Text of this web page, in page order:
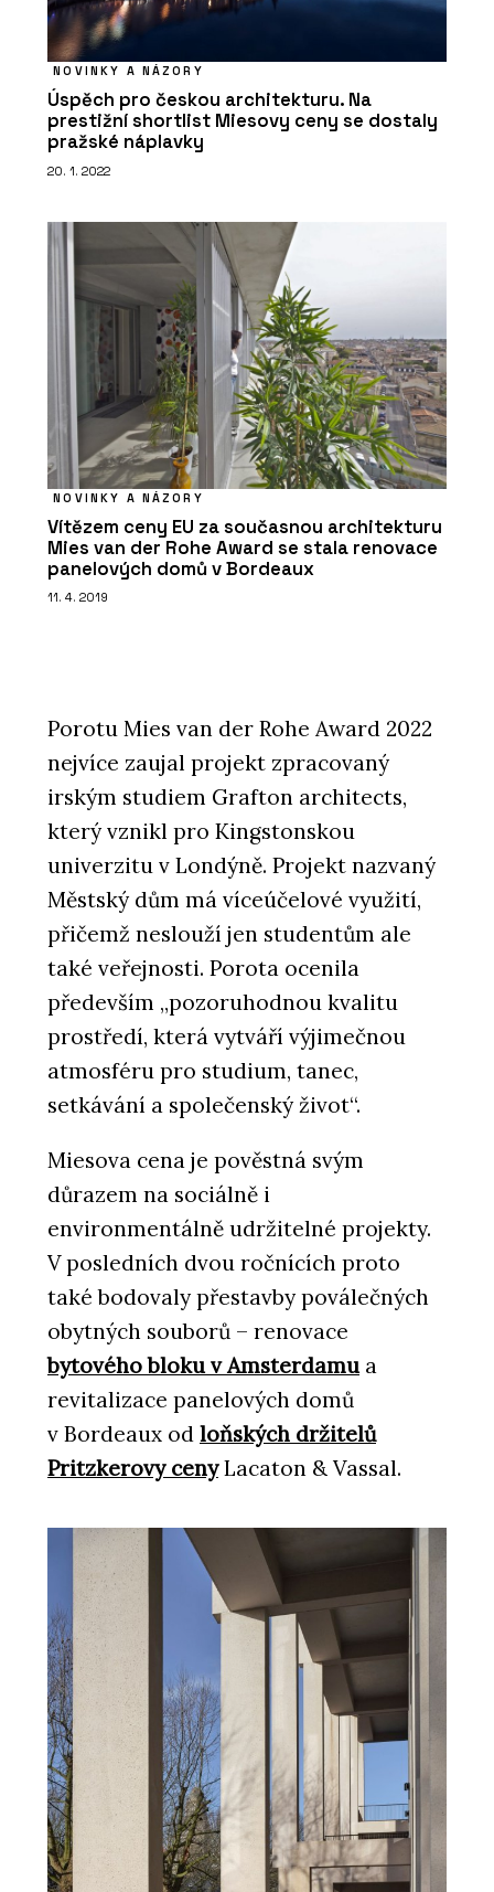
NOVINKY A NÁZORY
Úspěch pro českou architekturu. Na
prestižní shortlist Miesovy ceny se dostaly
pražské náplavky
20. 1. 2022
NOVINKY A NÁZORY
Vítězem ceny EU za současnou architekturu
Mies van der Rohe Award se stala renovace
panelových domů v Bordeaux
11. 4. 2019
Porotu Mies van der Rohe Award 2022
nejvíce zaujal projekt zpracovaný
irským studiem Grafton architects,
který vznikl pro Kingstonskou
univerzitu v Londýně. Projekt nazvaný
Městský dům má víceúčelové využití,
přičemž neslouží jen studentům ale
také veřejnosti. Porota ocenila
především „pozoruhodnou kvalitu
prostředí, která vytváří výjimečnou
atmosféru pro studium, tanec,
setkávání a společenský život“.
Miesova cena je pověstná svým
důrazem na sociálně i
environmentálně udržitelné projekty.
V posledních dvou ročnících proto
také bodovaly přestavby poválečných
obytných souborů – renovace
bytového bloku v Amsterdamua
revitalizace panelových domů
v Bordeaux od loňských držitelů
Pritzkerovy cenyLacaton & Vassal.